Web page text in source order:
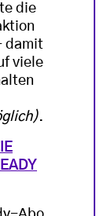
die
damit
viele
.